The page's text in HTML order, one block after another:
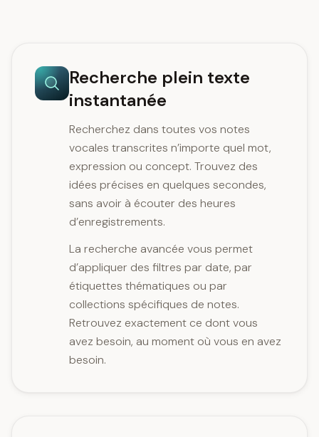
Recherche plein texte
instantanée
Recherchez dans toutes vos notes
vocales transcrites n’importe quel mot,
expression ou concept. Trouvez des
idées précises en quelques secondes,
sans avoir à écouter des heures
d’enregistrements.
La recherche avancée vous permet
d’appliquer des filtres par date, par
étiquettes thématiques ou par
collections spécifiques de notes.
Retrouvez exactement ce dont vous
avez besoin, au moment où vous en avez
besoin.